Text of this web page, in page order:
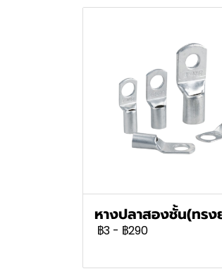
หางปลาสองชั้น(ทรง
฿3 - ฿290